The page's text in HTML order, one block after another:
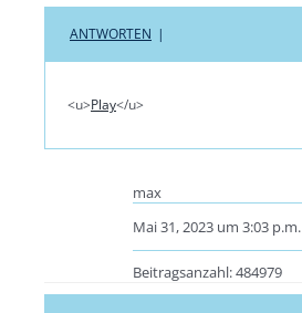
ANTWORTEN |
<u>Play</u>
max
Mai 31, 2023 um 3:03 p.m.
Beitragsanzahl: 484979